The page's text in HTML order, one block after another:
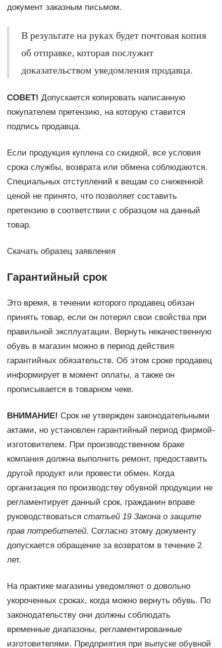
документ заказным письмом.
В результате на руках будет почтовая копия
об отправке, которая послужит
доказательством уведомления продавца.
СОВЕТ! Допускается копировать написанную
покупателем претензию, на которую ставится
подпись продавца.
Если продукция куплена со скидкой, все условия
срока службы, возврата или обмена соблюдаются.
Специальных отступлений к вещам со сниженной
ценой не принято, что позволяет составить
претензию в соответствии с образцом на данный
товар.
Скачать образец заявления
Гарантийный срок
Это время, в течении которого продавец обязан
принять товар, если он потерял свои свойства при
правильной эксплуатации. Вернуть некачественную
обувь в магазин можно в период действия
гарантийных обязательств. Об этом сроке продавец
информирует в момент оплаты, а также он
прописывается в товарном чеке.
ВНИМАНИЕ! Срок не утвержден законодательными
актами, но установлен гарантийный период фирмой-
изготовителем. При производственном браке
компания должна выполнить ремонт, предоставить
другой продукт или провести обмен. Когда
организация по производству обувной продукции не
регламентирует данный срок, гражданин вправе
руководствоваться статьей 19 Закона о защите
прав потребителей. Согласно этому документу
допускается обращение за возвратом в течение 2
лет.
На практике магазины уведомляют о довольно
укороченных сроках, когда можно вернуть обувь. По
законодательству они должны соблюдать
временные диапазоны, регламентированные
изготовителями. Предприятия при выпуске обувной